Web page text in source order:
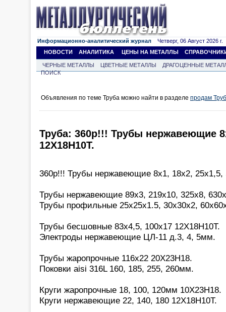
Информационно-аналитический журнал Четверг, 06 Август 2026 г.
НОВОСТИ
АНАЛИТИКА ЦЕНЫ НА МЕТАЛЛЫ
ЧЕРНЫЕ МЕТАЛЛЫ ЦВЕТНЫЕ МЕТАЛЛЫ
ДРАГОЦЕННЫЕ
ПОИСК
Объявления по теме Труба можно найти в разделе продам
Труба: 360р!!! Трубы нержавеющие
12Х18Н10Т.
360р!!! Трубы нержавеющие 8х1, 18х2, 25х1,5,
Трубы нержавеющие 89х3, 219х10, 325х8,
Трубы профильные 25х25х1.5, 30х30х2,
Трубы бесшовные 83х4,5, 100х17 12Х18Н10Т.
Электроды нержавеющие ЦЛ-11 д.3, 4, 5мм.
Трубы жаропрочные 116х22 20Х23Н18.
Поковки aisi 316L 160, 185, 255, 260мм.
Круги жаропрочные 18, 100, 120мм 10Х23Н18.
Круги нержавеющие 22, 140, 180 12Х18Н10Т.